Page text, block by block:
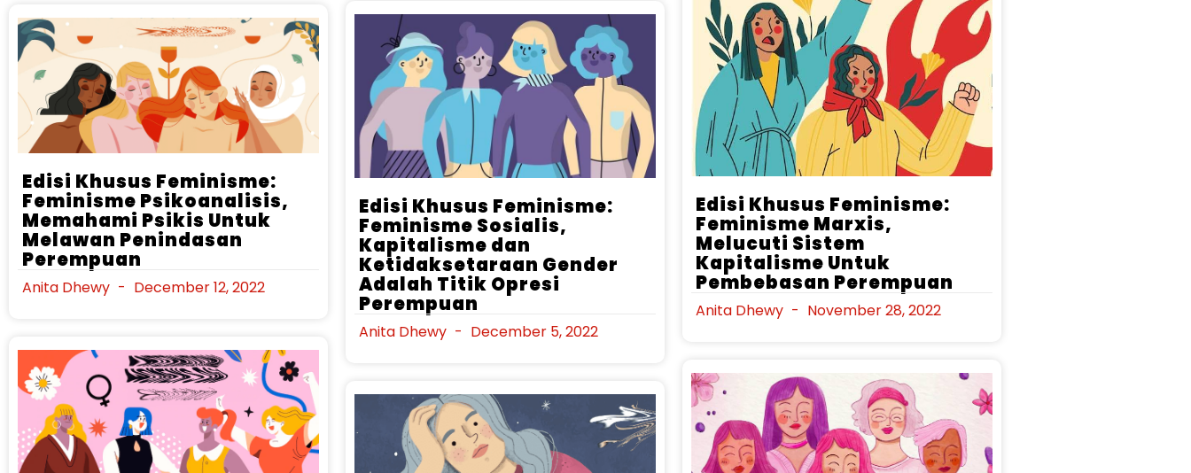
Edisi Khusus Feminisme:
Feminisme Psikoanalisis,
Memahami Psikis Untuk
Melawan Penindasan
Perempuan
Anita Dhewy December 12, 2022
Edisi Khusus Feminisme:
Feminisme Sosialis,
Kapitalisme dan
Ketidaksetaraan Gender
Adalah Titik Opresi
Perempuan
Anita Dhewy December 5, 2022
Edisi Khusus Feminisme:
Feminisme Marxis,
Melucuti Sistem
Kapitalisme Untuk
Pembebasan Perempuan
Anita Dhewy November 28, 2022